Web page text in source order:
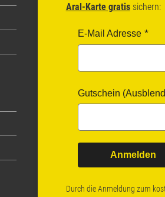
Aral-Karte gratissichern:
E-Mail Adresse
Gutschein
Anmelden
Durch die Anmeldung zum